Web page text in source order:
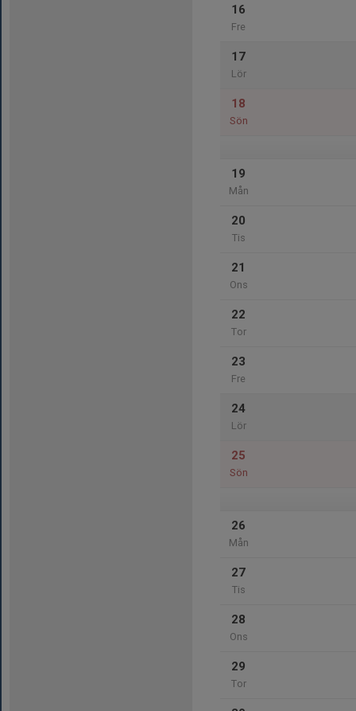
16
Fre
17
Lör
18
Sön
19
Mån
20
Tis
21
Ons
22
Tor
23
Fre
24
Lör
25
Sön
26
Mån
27
Tis
28
Ons
29
Tor